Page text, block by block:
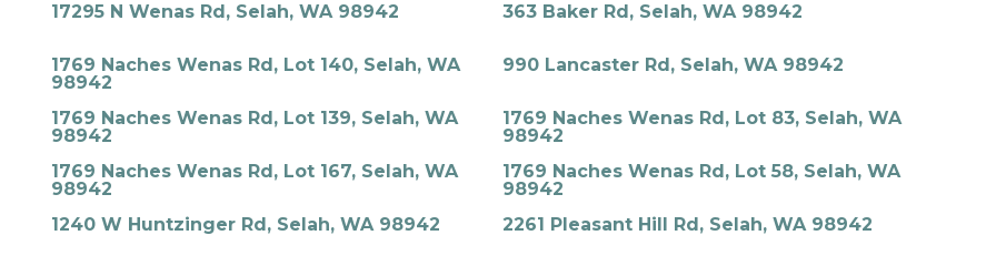
17295 N Wenas Rd, Selah, WA 98942 363 Baker Rd, Selah, WA 98942
1769 Naches Wenas Rd, Lot 140, Selah, WA
98942
990 Lancaster Rd, Selah, WA 98942
1769 Naches Wenas Rd, Lot 139, Selah, WA
98942
1769 Naches Wenas Rd, Lot 83, Selah, WA
98942
1769 Naches Wenas Rd, Lot 167, Selah, WA
98942
1769 Naches Wenas Rd, Lot 58, Selah, WA
98942
1240 W Huntzinger Rd, Selah, WA 98942
2261 Pleasant Hill Rd, Selah, WA 98942